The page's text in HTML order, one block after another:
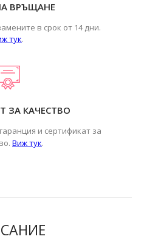
ВРЪЩАНЕ
в срок от 14 дни.
тук.
ЗА КАЧЕСТВО
и сертификат за
Виж тук.